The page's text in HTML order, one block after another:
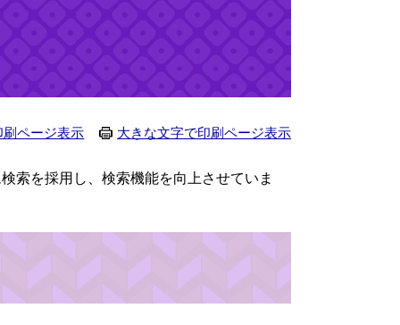
刷ページ表示 大きな文字で印刷ページ表示
索を採用し、検索機能を向上させていま